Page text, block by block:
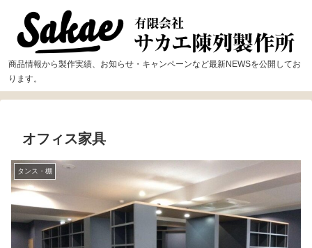
商品情報から製作実績、お知らせ・キャンペーンなど最新NEWSを公開してお
ります。
オフィス家具
タンス・棚